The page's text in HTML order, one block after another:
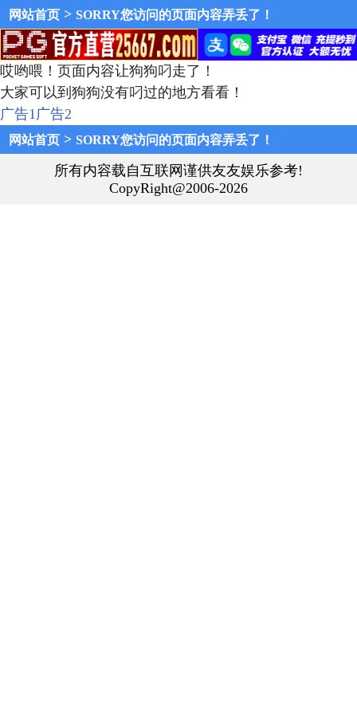
网站首页 > SORRY您访问的页面内容弄丢了！
哎哟喂！页面内容让狗狗叼走了！
大家可以到狗狗没有叼过的地方看看！
广告1广告2
网站首页 > SORRY您访问的页面内容弄丢了！
所有内容载自互联网谨供友友娱乐参考!
CopyRight@2006-2026